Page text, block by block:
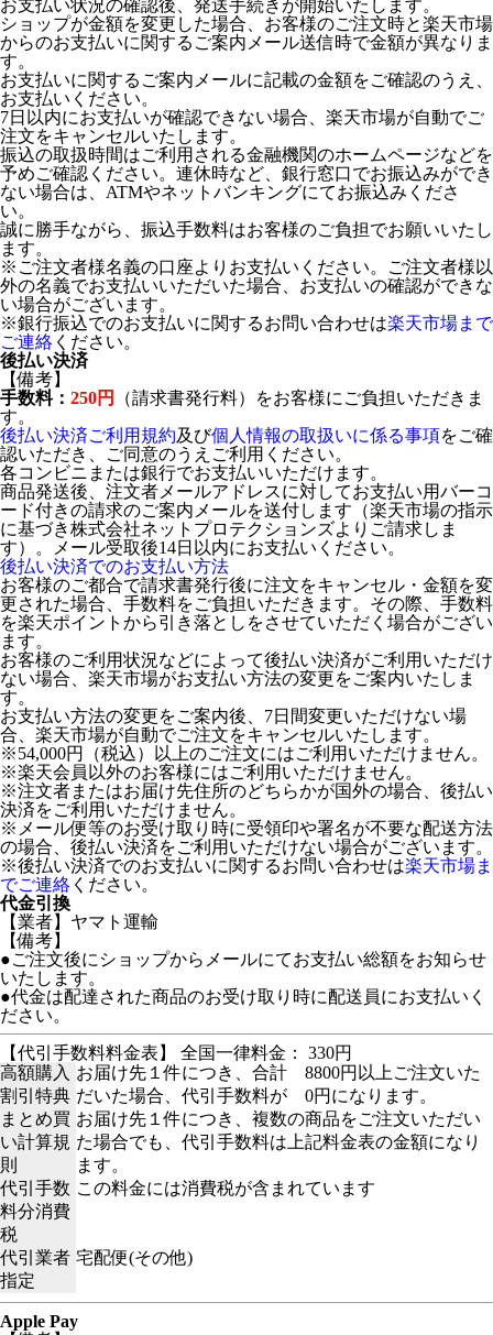
お支払い状況の確認後、発送手続きが開始いたします。
ショップが金額を変更した場合、お客様のご注文時と楽天市場
からのお支払いに関するご案内メール送信時で金額が異なりま
す。
お支払いに関するご案内メールに記載の金額をご確認のうえ、
お支払いください。
7日以内にお支払いが確認できない場合、楽天市場が自動でご
注文をキャンセルいたします。
振込の取扱時間はご利用される金融機関のホームページなどを
予めご確認ください。連休時など、銀行窓口でお振込みができ
ない場合は、ATMやネットバンキングにてお振込みくださ
い。
誠に勝手ながら、振込手数料はお客様のご負担でお願いいたし
ます。
※ご注文者様名義の口座よりお支払いください。ご注文者様以
外の名義でお支払いいただいた場合、お支払いの確認ができな
い場合がございます。
※銀行振込でのお支払いに関するお問い合わせは楽天市場まで
ご連絡 ください。
後払い決済
【備考】
手数料： 250円
（請求書発行料）をお客様にご負担いただきま
す。
後払い決済ご利用規約及び個人情報の取扱いに係る事項をご確
認いただき、ご同意のうえご利用ください。
各コンビニまたは銀行でお支払いいただけます。
商品発送後、注文者メールアドレスに対してお支払い用バーコ
ード付きの請求のご案内メールを送付します（楽天市場の指示
に基づき株式会社ネットプロテクションズよりご請求しま
す）。メール受取後14日以内にお支払いください。
後払い決済でのお支払い方法
お客様のご都合で請求書発行後に注文をキャンセル・金額を変
更された場合、手数料をご負担いただきます。その際、手数料
を楽天ポイントから引き落としをさせていただく場合がござい
ます。
お客様のご利用状況などによって後払い決済がご利用いただけ
ない場合、楽天市場がお支払い方法の変更をご案内いたしま
す。
お支払い方法の変更をご案内後、7日間変更いただけない場
合、楽天市場が自動でご注文をキャンセルいたします。
※54,000円（税込）以上のご注文にはご利用いただけません。
※楽天会員以外のお客様にはご利用いただけません。
※注文者またはお届け先住所のどちらかが国外の場合、後払い
決済をご利用いただけません。
※メール便等のお受け取り時に受領印や署名が不要な配送方法
の場合、後払い決済をご利用いただけない場合がございます。
※後払い決済でのお支払いに関するお問い合わせは楽天市場ま
でご連絡 ください。
代金引換
【業者】ヤマト運輸
【備考】
●ご注文後にショップからメールにてお支払い総額をお知らせ
いたします。
●代金は配達された商品のお受け取り時に配送員にお支払いく
ださい。
【代引手数料料金表】 全国一律料金： 330円
高額購入
割引特典
お届け先１件につき、合計 8800円以上ご注文いた
だいた場合、代引手数料が 0円になります。
まとめ買
い計算規
則
お届け先１件につき、複数の商品をご注文いただい
た場合でも、代引手数料は上記料金表の金額になり
ます。
代引手数
料分消費
税
この料金には消費税が含まれています
代引業者
指定
宅配便(その他)
Apple Pay